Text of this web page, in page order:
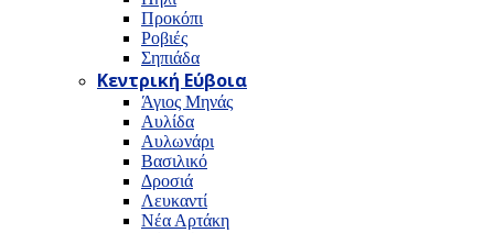
Προκόπι
Ροβιές
Σηπιάδα
Κεντρική Εύβοια
Άγιος Μηνάς
Αυλίδα
Αυλωνάρι
Βασιλικό
Δροσιά
Λευκαντί
Νέα Αρτάκη